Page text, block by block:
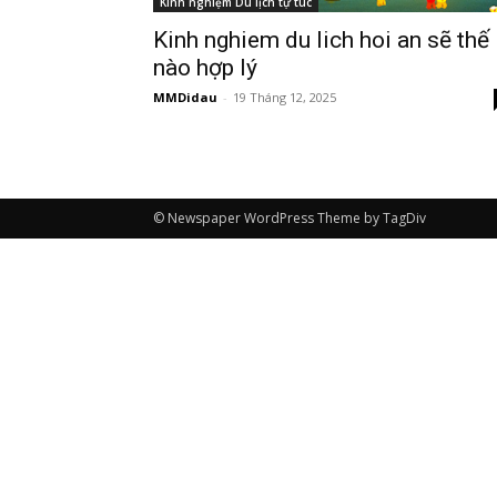
Kinh nghiem du lich hoi an sẽ thế
nào hợp lý
MMDidau - 19 Tháng 12, 2025
© Newspaper WordPress Theme by TagDiv